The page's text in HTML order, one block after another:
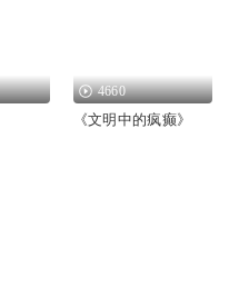
4660
《文明中的疯癫》